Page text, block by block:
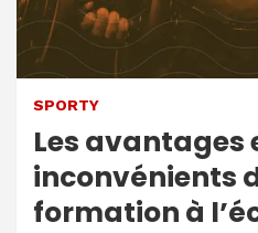
SPORTY
Les avantages
inconvénients
formation à